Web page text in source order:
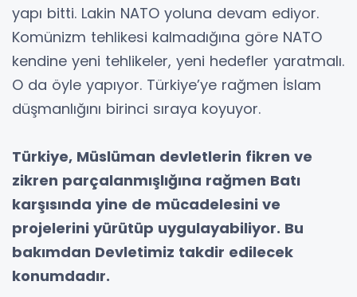
yapı bitti. Lakin NATO yoluna devam ediyor.
Komünizm tehlikesi kalmadığına göre NATO
kendine yeni tehlikeler, yeni hedefler yaratmalı.
O da öyle yapıyor. Türkiye’ye rağmen İslam
düşmanlığını birinci sıraya koyuyor.
Türkiye, Müslüman devletlerin fikren ve
zikren parçalanmışlığına rağmen Batı
karşısında yine de mücadelesini ve
projelerini yürütüp uygulayabiliyor. Bu
bakımdan Devletimiz takdir edilecek
konumdadır.